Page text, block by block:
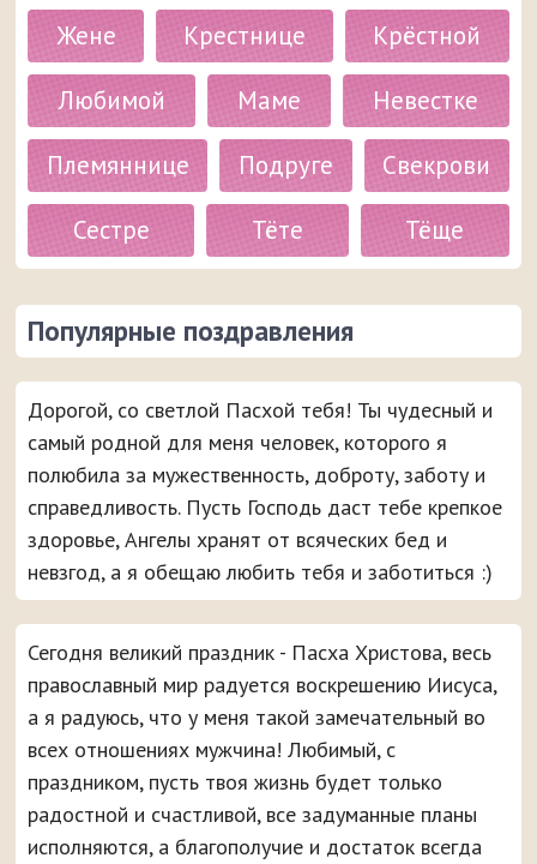
Жене Крестнице
Крёстной
Любимой
Маме
Невестке
Племяннице
Подруге
Свекрови
Сестре
Тёте Тёще
Популярные поздравления
Дорогой, со светлой Пасхой тебя! Ты чудесный и
самый родной для меня человек, которого я
полюбила за мужественность, доброту, заботу и
справедливость. Пусть Господь даст тебе крепкое
здоровье, Ангелы хранят от всяческих бед и
невзгод, а я обещаю любить тебя и заботиться :)
Сегодня великий праздник - Пасха Христова, весь
православный мир радуется воскрешению Иисуса,
а я радуюсь, что у меня такой замечательный во
всех отношениях мужчина! Любимый, с
праздником, пусть твоя жизнь будет только
радостной и счастливой, все задуманные планы
исполняются, а благополучие и достаток всегда